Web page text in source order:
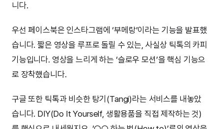
니다.
우선 페이스북은 인스타그램에 ‘부메랑’이라는 기능을 발표했
습니다. 짧은 영상을 루프로 돌릴 수 있는, 사실상 틱톡의 카피
기능입니다. 영상을 느리게 하는 ‘슬로우 모션’을 핵심 기능으
로 장착했습니다.
구글 또한 틱톡과 비슷한 탕기(Tangi)라는 서비스를 내놓았
습니다. DIY(Do It Yourself, 생활용품을 직접 제작하는 것)